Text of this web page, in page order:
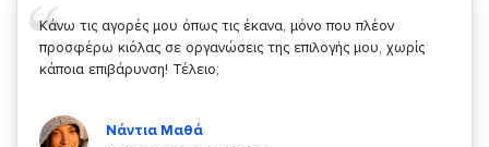
Σας ευχαριστώ που μας δίνετε την δυνατότητα να κάνουμε
κάτι!
Χρήστης τουYouBeHero